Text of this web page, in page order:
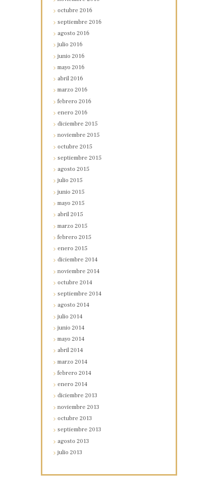
octubre2016
septiembre2016
agosto2016
julio2016
junio2016
mayo2016
abril2016
marzo2016
febrero2016
enero2016
diciembre2015
noviembre2015
octubre2015
septiembre2015
agosto2015
julio2015
junio2015
mayo2015
abril2015
marzo2015
febrero2015
enero2015
diciembre2014
noviembre2014
octubre2014
septiembre2014
agosto2014
julio2014
junio2014
mayo2014
abril2014
marzo2014
febrero2014
enero2014
diciembre2013
noviembre2013
octubre2013
septiembre2013
agosto2013
julio2013